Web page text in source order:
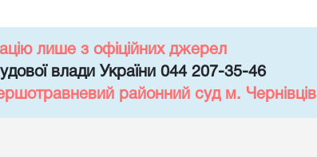
лише з офіційних джерел
влади України 044 207-35-46
районний суд м. Чернівців